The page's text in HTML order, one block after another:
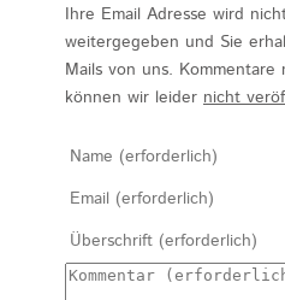
Ihre Email Adresse wird
weitergegeben und Sie
Mails von uns.
können wir leider nicht